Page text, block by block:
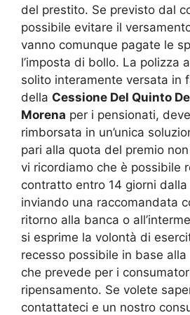
del prestito. Se previsto dal
possibile evitare il
vanno comunque pagate le
l’imposta di bollo. La polizza
solito interamente versata in
della Cessione Del Quinto
Morena per i pensionati,
rimborsata in un’unica
pari alla quota del premio
vi ricordiamo che è possibile
contratto entro 14 giorni
inviando una raccomandata
ritorno alla banca o
si esprime la volontà di
recesso possibile in base
che prevede per i
ripensamento. Se volete
contattateci e un nostro